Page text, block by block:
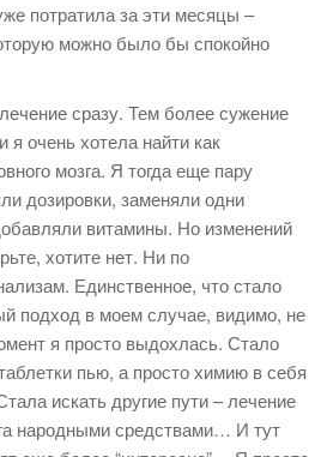
потратила за эти месяцы –
можно было бы спокойно
сразу. Тем более сужение
я очень хотела найти как
мозга. Я тогда еще пару
дозировки, заменяли одни
витамины. Но изменений
хотите нет. Ни по
Единственное, что стало
подход в моем случае, видимо, не
я просто выдохлась. Стало
пью, а просто химию в себя
искать другие пути – лечение
народными средствами… И тут